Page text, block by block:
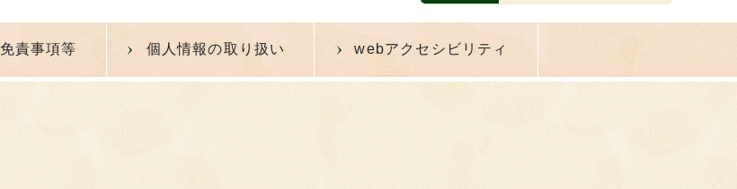
免責事項等 個人情報の取り扱い webアクセシビリティ